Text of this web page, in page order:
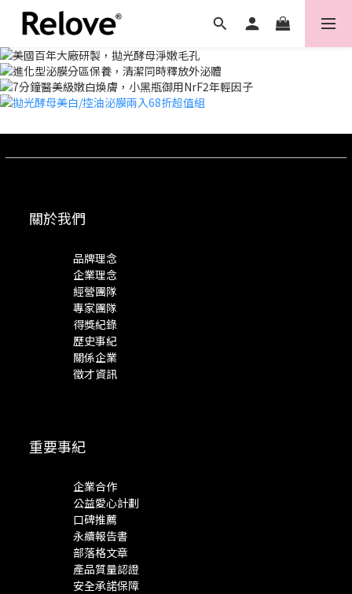
關於我們
品牌理念
企業理念
經營團隊
專家團隊
得獎紀錄
歷史事紀
關係企業
徵才資訊
重要事紀
企業合作
公益愛心計劃
口碑推薦
永續報告書
部落格文章
產品質量認證
安全承諾保障